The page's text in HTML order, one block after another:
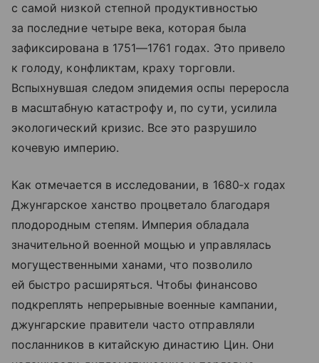
с самой низкой степной продуктивностью
за последние четыре века, которая была
зафиксирована в 1751—1761 годах. Это привело
к голоду, конфликтам, краху торговли.
Вспыхнувшая следом эпидемия оспы переросла
в масштабную катастрофу и, по сути, усилила
экологический кризис. Все это разрушило
кочевую империю.
Как отмечается в исследовании, в 1680‑х годах
Джунгарское ханство процветало благодаря
плодородным степям. Империя обладала
значительной военной мощью и управлялась
могущественными ханами, что позволило
ей быстро расширяться. Чтобы финансово
подкреплять непрерывные военные кампании,
джунгарские правители часто отправляли
посланников в китайскую династию Цин. Они